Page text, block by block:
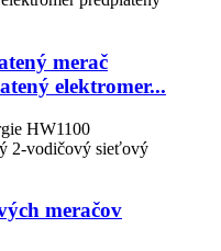
merač
elektromer...
meračov